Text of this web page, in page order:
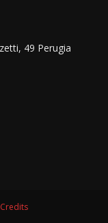
49 Perugia
Credits